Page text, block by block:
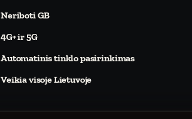
Neriboti GB
4G+ ir 5G
Automatinis tinklo pasirinkimas
Veikia visoje Lietuvoje